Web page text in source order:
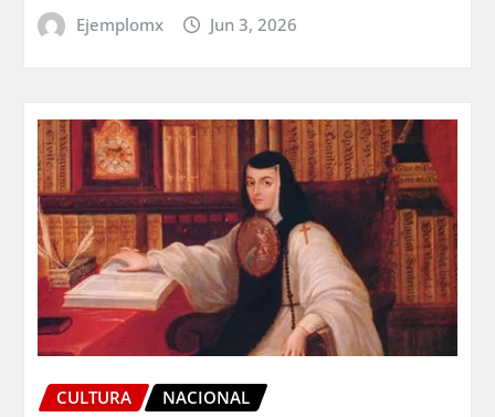
Ejemplomx Jun 3, 2026
CULTURA NACIONAL